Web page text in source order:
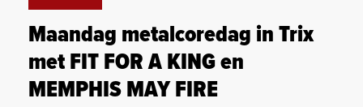
Maandag metalcoredag in Trix
met FIT FOR A KING en
MEMPHIS MAY FIRE